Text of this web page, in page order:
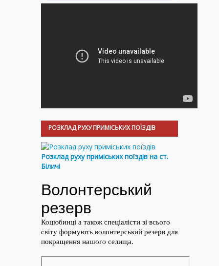
РОЗКЛАД РУХУ ПРИМІСЬКИХ ПОЇЗДІВ
Розклад руху приміських поїздів на ст.
Біличі